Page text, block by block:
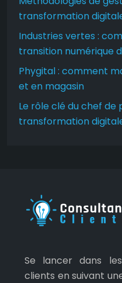
transformation
Industries vertes :
transition numérique
Phygital : comment
et en magasin
Le rôle clé du chef de
transformation
Se lancer dans
clients en suivant